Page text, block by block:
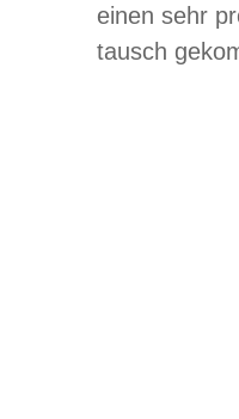
einen sehr
tausch